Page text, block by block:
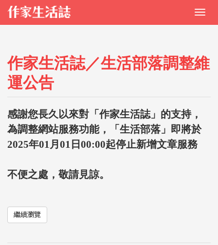
作家生活誌／生活部落調整維
運公告
感謝您長久以來對「作家生活誌」的支持，
為調整網站服務功能，「生活部落」即將於
2025年01月01日00:00起停止新增文章服務
不便之處，敬請見諒。
繼續瀏覽